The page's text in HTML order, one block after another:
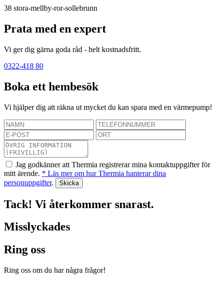
38 stora-mellby-ror-sollebrunn
Prata med en expert
Vi ger dig gärna goda råd - helt kostnadsfritt.
0322-418 80
Boka ett hembesök
Vi hjälper dig att räkna ut mycket du kan spara med en värmepump!
Jag godkänner att Thermia registrerar mina kontaktuppgifter för
mitt ärende. * Läs mer om hur Thermia hanterar dina
personuppgifter.
Tack! Vi återkommer snarast.
Misslyckades
Ring oss
Ring oss om du har några frågor!